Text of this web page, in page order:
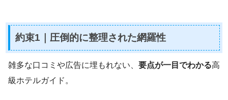
約束1｜ 圧倒的に整理された網羅性
雑多な口コミや広告に埋もれない、 要点が一目でわかる高
級ホテルガイド。